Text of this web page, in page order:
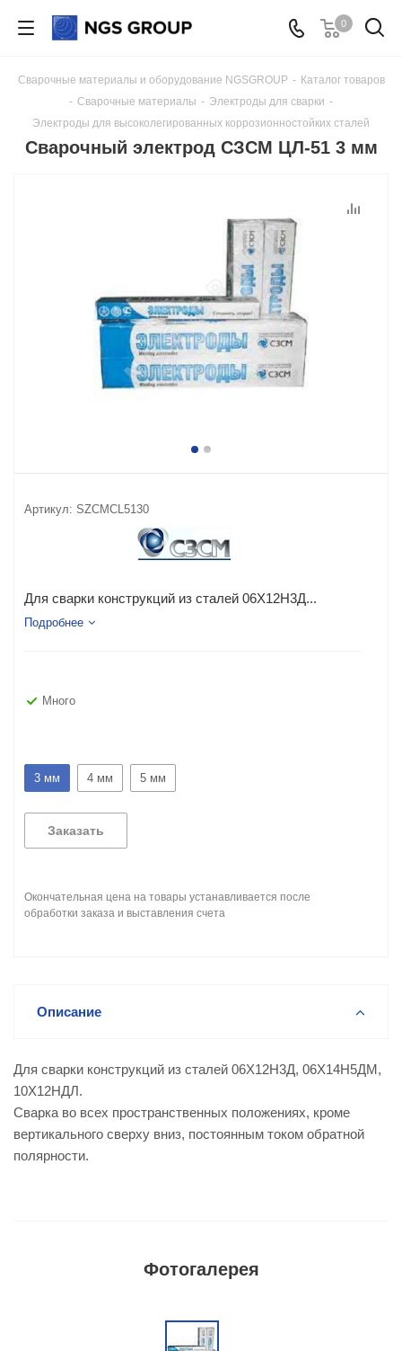
0
Сварочные материалы и оборудование NGSGROUP - Каталог товаров
- Сварочные материалы - Электроды для сварки -
Электроды для высоколегированных коррозионностойких сталей
Сварочный электрод СЗСМ ЦЛ-51 3 мм
Артикул: SZCMCL5130
Для сварки конструкций из сталей 06Х12Н3Д...
Подробнее
Много
3 мм 4 мм 5 мм
Заказать
Окончательная цена на товары устанавливается после
обработки заказа и выставления счета
Описание
Для сварки конструкций из сталей 06Х12Н3Д, 06Х14Н5ДМ,
10Х12НДЛ.
Сварка во всех пространственных положениях, кроме
вертикального сверху вниз, постоянным током обратной
полярности.
Фотогалерея